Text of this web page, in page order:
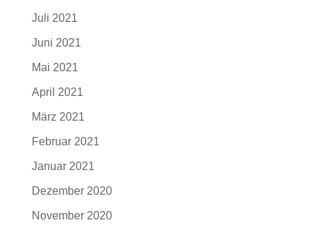
Juli 2021
Juni 2021
Mai 2021
April 2021
März 2021
Februar 2021
Januar 2021
Dezember 2020
November 2020